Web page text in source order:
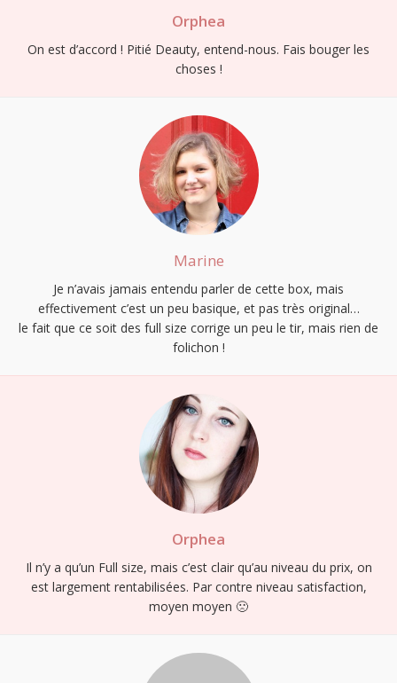
Orphea
On est d’accord ! Pitié Deauty, entend-nous. Fais bouger les
choses !
Marine
Je n’avais jamais entendu parler de cette box, mais
effectivement c’est un peu basique, et pas très original…
le fait que ce soit des full size corrige un peu le tir, mais rien de
folichon !
Orphea
Il n’y a qu’un Full size, mais c’est clair qu’au niveau du prix, on
est largement rentabilisées. Par contre niveau satisfaction,
moyen moyen 🙁